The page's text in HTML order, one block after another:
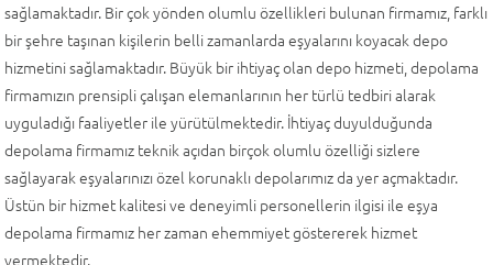
sağlamaktadır. Bir çok yönden olumlu özellikleri bulunan firmamız, farklı
bir şehre taşınan kişilerin belli zamanlarda eşyalarını koyacak depo
hizmetini sağlamaktadır. Büyük bir ihtiyaç olan depo hizmeti, depolama
firmamızın prensipli çalışan elemanlarının her türlü tedbiri alarak
uyguladığı faaliyetler ile yürütülmektedir. İhtiyaç duyulduğunda
depolama firmamız teknik açıdan birçok olumlu özelliği sizlere
sağlayarak eşyalarınızı özel korunaklı depolarımız da yer açmaktadır.
Üstün bir hizmet kalitesi ve deneyimli personellerin ilgisi ile eşya
depolama firmamız her zaman ehemmiyet göstererek hizmet
vermektedir.